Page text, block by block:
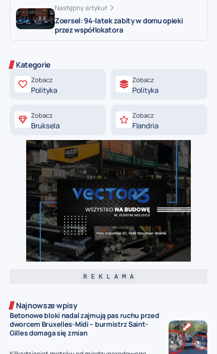
Następny artykuł
Zoersel: 94-latek zabity w domu opieki
przez współlokatora
Kategorie
Zobacz
Polityka
Zobacz
Polityka
Zobacz
Bruksela
Zobacz
Flandria
R E K L A M A
Najnowsze wpisy
Betonowe bloki nadal zajmują pas ruchu przed
dworcem Bruxelles-Midi – burmistrz Saint-
Gilles domaga się zmian